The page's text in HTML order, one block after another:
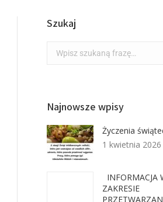
Szukaj
Najnowsze wpisy
Życzenia
1 kwietnia 2026
INFORMACJA
ZAKRESIE